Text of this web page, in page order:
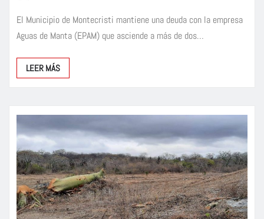
El Municipio de Montecristi mantiene una deuda con la empresa
Aguas de Manta (EPAM) que asciende a más de dos…
LEER MÁS